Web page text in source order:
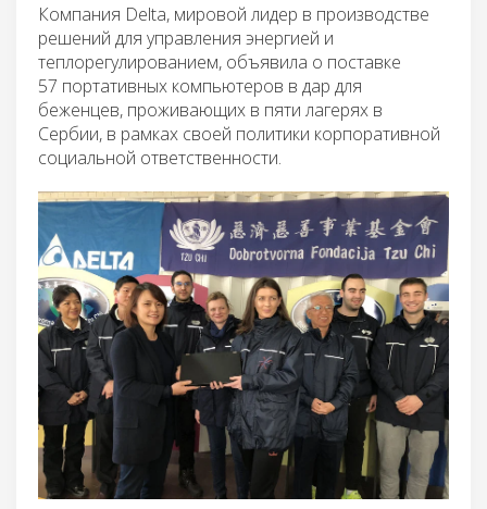
Компания Delta, мировой лидер в производстве
решений для управления энергией и
теплорегулированием, объявила о поставке
57 портативных компьютеров в дар для
беженцев, проживающих в пяти лагерях в
Сербии, в рамках своей политики корпоративной
социальной ответственности.